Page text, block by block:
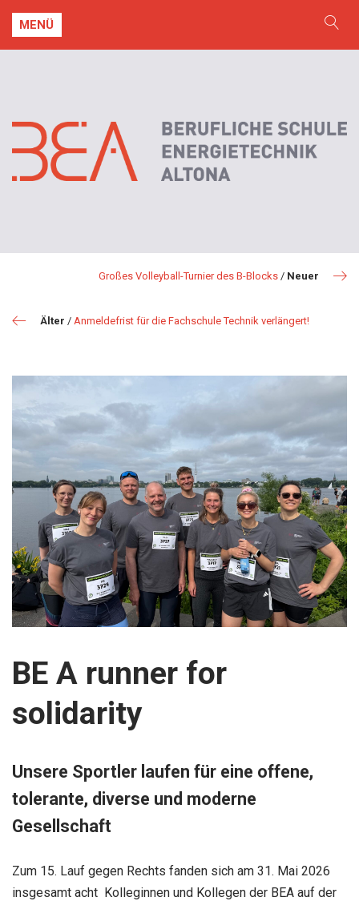
MENÜ
Großes Volleyball-Turnier des B-Blocks / Neuer
Älter / Anmeldefrist für die Fachschule Technik verlängert!
BE A runner for
solidarity
Unsere Sportler laufen für eine offene,
tolerante, diverse und moderne
Gesellschaft
Zum 15. Lauf gegen Rechts fanden sich am 31. Mai 2026
insgesamt acht Kolleginnen und Kollegen der BEA auf der